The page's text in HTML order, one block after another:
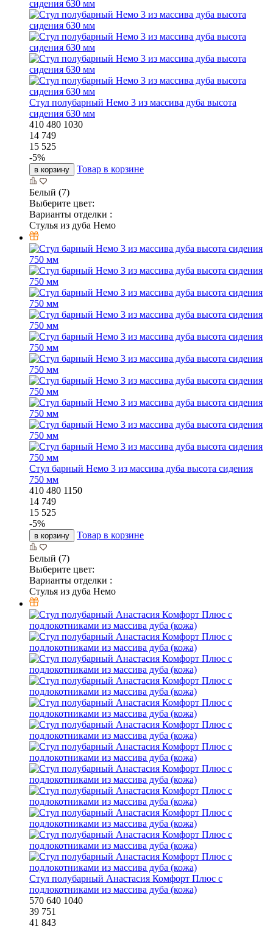
Стул полубарный Немо 3 из массива дуба высота
сидения 630 мм
410 480 1030
14 749
15 525
-5%
в корзину Товар в корзине
Белый (7)
Выберите цвет:
Варианты отделки :
Стулья из дуба Немо
Стул барный Немо 3 из массива дуба высота сидения
750 мм
410 480 1150
14 749
15 525
-5%
в корзину Товар в корзине
Белый (7)
Выберите цвет:
Варианты отделки :
Стулья из дуба Немо
Стул полубарный Анастасия Комфорт Плюс с
подлокотниками из массива дуба (кожа)
570 640 1040
39 751
41 843